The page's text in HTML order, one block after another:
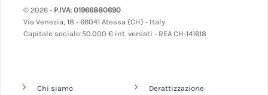
© 2026 - P.IVA: 01966880690
Via Venezia, 18 - 66041 Atessa (CH) - Italy
Capitale sociale 50.000 € int. versati - REA CH-141618
Chi siamo Derattizzazione